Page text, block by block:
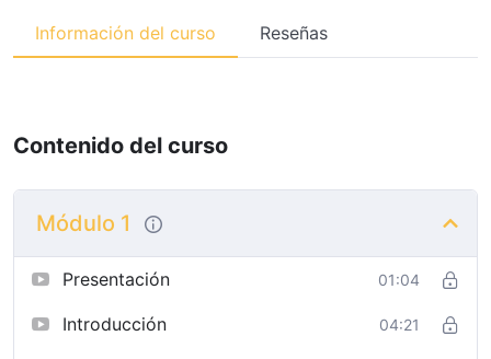
Información del curso Reseñas
Contenido del curso
Módulo 1
Presentación 01:04
Introducción 04:21